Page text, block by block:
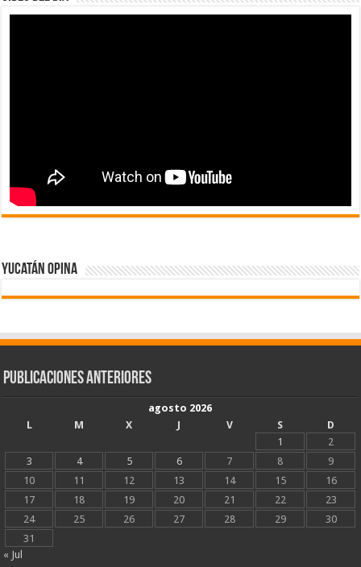
Yucatán Opina
Publicaciones Anteriores
agosto 2026
L
M X J V S
D
1
2
3
4 5 6 7 8
9
10
11 12 13 14 15
16
17
18 19 20 21 22
23
24
25 26 27 28 29
30
31
« Jul